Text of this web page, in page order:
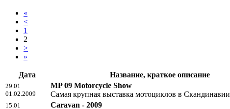
«
<
1
2
>
»
Дата Название, краткое описание
29.01
01.02.2009
MP 09 Motorcycle Show
Самая крупная выставка мотоциклов в Скандинавии
15.01
Caravan - 2009